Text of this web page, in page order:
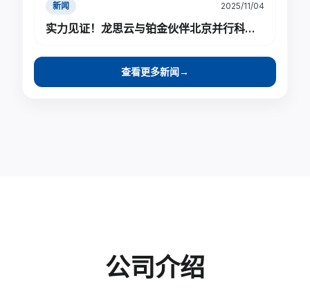
新闻 2025/11/04
实力见证！龙思云与铂金伙伴北京并行科技强强联合，再签900万算力大单
查看更多新闻→
公司介绍